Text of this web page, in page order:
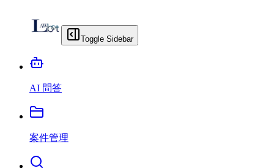
Toggle Sidebar
AI 問答
案件管理